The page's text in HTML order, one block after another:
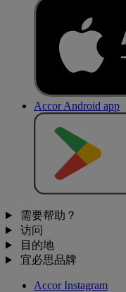
Accor Android app
需要帮助？
访问
目的地
宜必思品牌
Accor Instagram